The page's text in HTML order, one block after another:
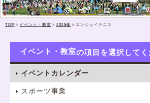
TOP > イベント・教室 > 2025年 > エンジョイテニス
イベント・教室
イベントカレンダー
スポーツ事業